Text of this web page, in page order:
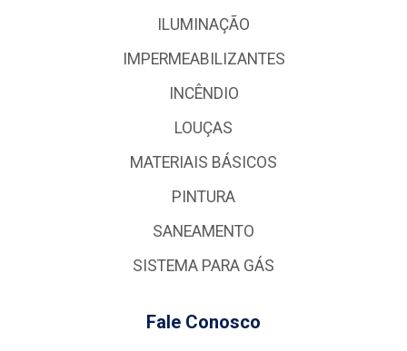
ILUMINAÇÃO
IMPERMEABILIZANTES
INCÊNDIO
LOUÇAS
MATERIAIS BÁSICOS
PINTURA
SANEAMENTO
SISTEMA PARA GÁS
Fale Conosco